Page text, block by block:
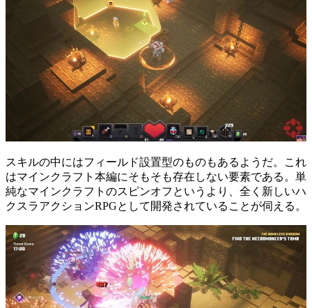
スキルの中にはフィールド設置型のものもあるようだ。これ
はマインクラフト本編にそもそも存在しない要素である。単
純なマインクラフトのスピンオフというより、全く新しいハ
クスラアクションRPGとして開発されていることが伺える。